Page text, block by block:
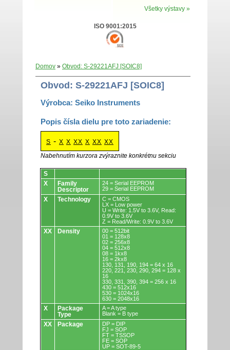
Všetky výstavy »
ISO 9001:2015
Domov » Obvod: S-29221AFJ [SOIC8]
Obvod: S-29221AFJ [SOIC8]
Výrobca: Seiko Instruments
Popis čísla dielu pre toto zariadenie:
S - X X XX X XX XX
Nabehnutím kurzora zvýraznite konkrétnu sekciu
Obvody.
S
X
Family
Descriptor
24 = Serial EEPROM
29 = Serial EEPROM
X Technology
C = CMOS
LX = Low power
U = Write: 1.5V to 3.6V, Read:
0.9V to 3.6V
Z = Read/Write: 0.9V to 3.6V
XX Density
00 = 512bit
01 = 128x8
02 = 256x8
04 = 512x8
08 = 1kx8
16 = 2kx8
130, 131, 190, 194 = 64 x 16
220, 221, 230, 290, 294 = 128 x
16
330, 331, 390, 394 = 256 x 16
430 = 512x16
530 = 1024x16
630 = 2048x16
X
Package
Type
A = A type
Blank = B type
XX Package
DP = DIP
FJ = SOP
FT = TSSOP
FE = SOP
UP = SOT-89-5